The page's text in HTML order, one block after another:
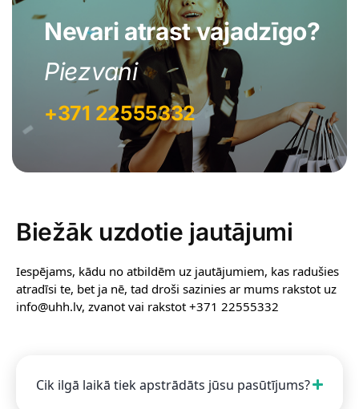
Nevari atrast vajadzīgo?
Piezvani
+371 22555332
Biežāk uzdotie jautājumi
Iespējams, kādu no atbildēm uz jautājumiem, kas radušies
atradīsi te, bet ja nē, tad droši sazinies ar mums rakstot uz
info@uhh.lv, zvanot vai rakstot +371 22555332
Cik ilgā laikā tiek apstrādāts jūsu pasūtījums?